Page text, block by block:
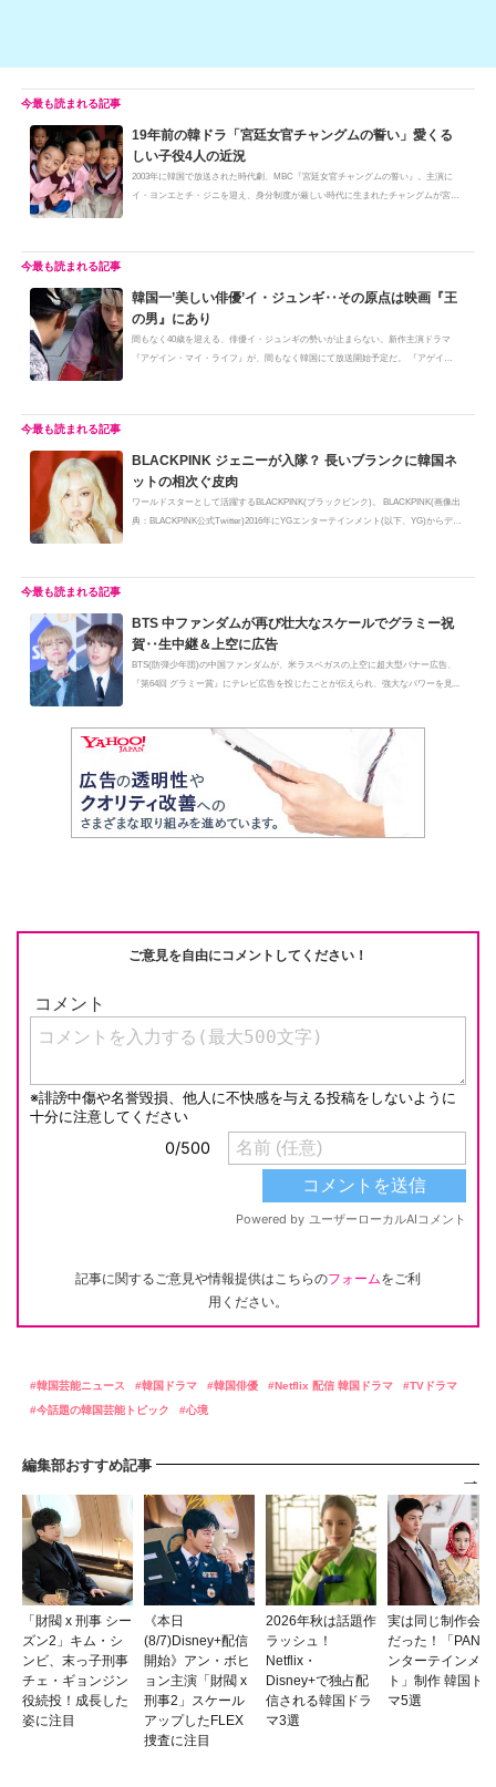
19年前の韓ドラ「宮廷女官チャングムの誓い」愛くる
しい子役4人の近況
2003年に韓国で放送された時代劇、MBC『宮廷女官チャングムの誓い』。主演に
イ・ヨンエとチ・ジニを迎え、身分制度が厳しい時代に生まれたチャングムが宮廷
韓国一’美しい俳優’イ・ジュンギ‥その原点は映画『王
の男』にあり
間もなく40歳を迎える、俳優イ・ジュンギの勢いが止まらない。新作主演ドラマ
『アゲイン・マイ・ライフ』が、間もなく韓国にて放送開始予定だ。 『アゲイ
BLACKPINK ジェニーが入隊？ 長いブランクに韓国ネ
ットの相次ぐ皮肉
ワールドスターとして活躍するBLACKPINK(ブラックピンク)。 BLACKPINK(画像出
典：BLACKPINK公式Twitter)2016年にYGエンターテインメント(以下、YG)からデビ
BTS 中ファンダムが再び壮大なスケールでグラミー祝
賀‥生中継＆上空に広告
BTS(防弾少年団)の中国ファンダムが、米ラスベガスの上空に超大型バナー広告、
『第64回 グラミー賞』にテレビ広告を投じたことが伝えられ、強大なパワーを見...
ご意見を自由にコメントしてください！
記事に関するご意見や情報提供はこちらのフォームをご利
用ください。
韓国芸能ニュース 韓国ドラマ 韓国俳優 Netflix 配信 韓国ドラマ
TVドラマ
今話題の韓国芸能トピック
心境
編集部おすすめ記事
「財閥 x 刑事 シー
ズン2」キム・シ
ンビ、末っ子刑事
チェ・ギョンジン
役続投！成長した
姿に注目
《本日
(8/7)Disney+配信
開始》アン・ボヒ
ョン主演「財閥 x
刑事2」スケール
アップしたFLEX
捜査に注目
2026年秋は話題作
ラッシュ！
Netflix・
Disney+で独占配
信される韓国ドラ
マ3選
実は同じ制作会社
だった！「PANエ
ンターテインメン
ト」制作 韓国ドラ
マ5選